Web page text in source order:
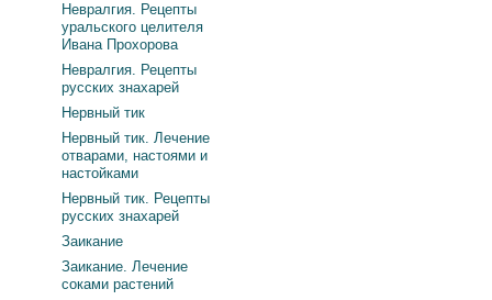
Невралгия. Рецепты
уральского целителя
Ивана Прохорова
Невралгия. Рецепты
русских знахарей
Нервный тик
Нервный тик. Лечение
отварами, настоями и
настойками
Нервный тик. Рецепты
русских знахарей
Заикание
Заикание. Лечение
соками растений